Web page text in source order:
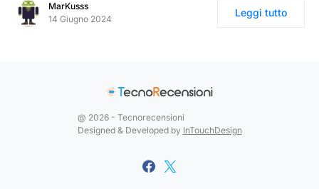
MarKusss
14 Giugno 2024
Leggi tutto
@ 2026 - Tecnorecensioni
Designed & Developed by InTouchDesign